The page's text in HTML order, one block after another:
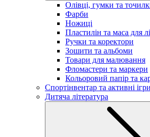
Олівці, гумки та
Фарби
Ножиці
Пластилін та маса для
Ручки та коректори
Зошити та альбоми
Товари для малювання
Фломастери та маркери
Кольоровий папір та
Спортінвентар та активні ігри
Дитяча література